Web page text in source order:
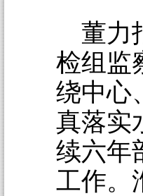
董力
检组监
绕中心
真落实
续六年
工作。